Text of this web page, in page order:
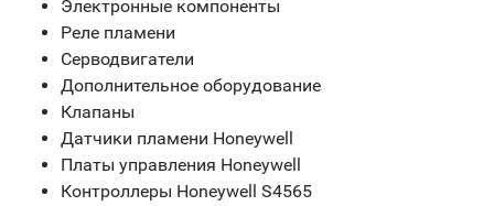
Электронные компоненты
Реле пламени
Серводвигатели
Дополнительное оборудование
Клапаны
Датчики пламени Honeywell
Платы управления Honeywell
Контроллеры Honeywell S4565